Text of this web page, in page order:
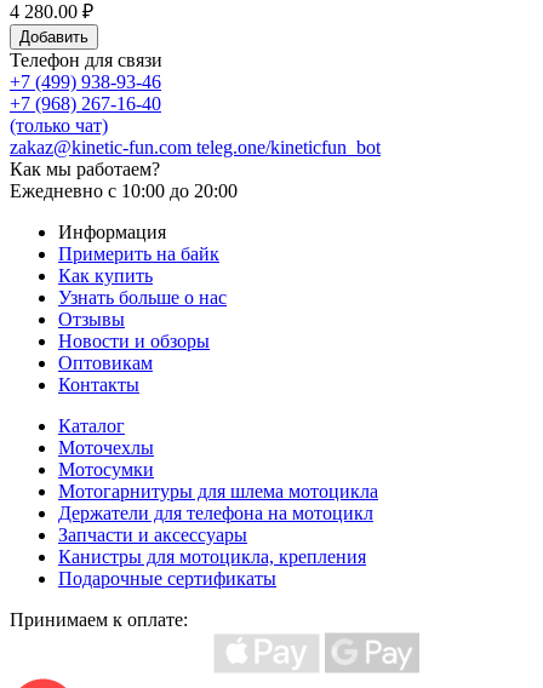
4 280.00 ₽
Добавить
Телефон для связи
+7 (499) 938-93-46
+7 (968) 267-16-40
(только чат)
zakaz@kinetic-fun.com teleg.one/kineticfun_bot
Как мы работаем?
Ежедневно с 10:00 до 20:00
Информация
Примерить на байк
Как купить
Узнать больше о нас
Отзывы
Новости и обзоры
Оптовикам
Контакты
Каталог
Моточехлы
Мотосумки
Мотогарнитуры для шлема мотоцикла
Держатели для телефона на мотоцикл
Запчасти и аксессуары
Канистры для мотоцикла, крепления
Подарочные сертификаты
Принимаем к оплате: